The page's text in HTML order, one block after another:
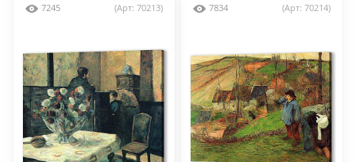
7245 (Арт: 70213) 7834 (Арт: 70214)